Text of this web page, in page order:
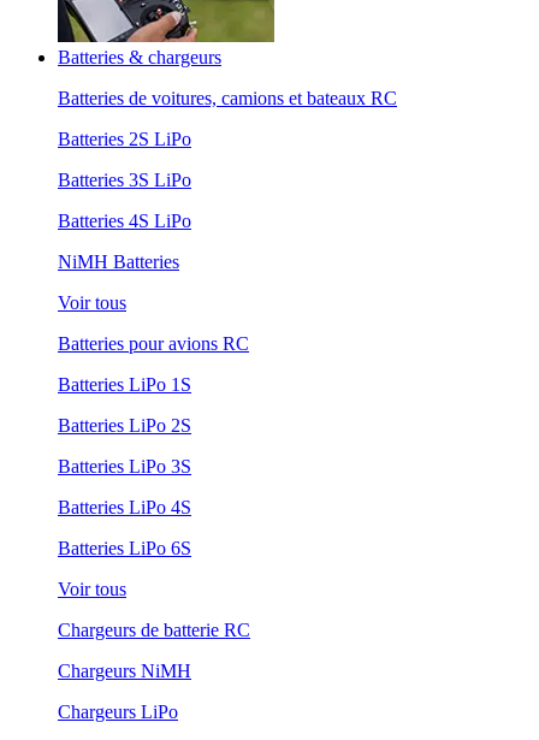
Batteries & chargeurs
Batteries de voitures, camions et bateaux RC
Batteries 2S LiPo
Batteries 3S LiPo
Batteries 4S LiPo
NiMH Batteries
Voir tous
Batteries pour avions RC
Batteries LiPo 1S
Batteries LiPo 2S
Batteries LiPo 3S
Batteries LiPo 4S
Batteries LiPo 6S
Voir tous
Chargeurs de batterie RC
Chargeurs NiMH
Chargeurs LiPo